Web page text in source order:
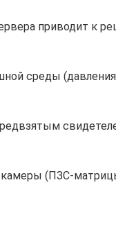
приводит к
среды
(ПЗС-